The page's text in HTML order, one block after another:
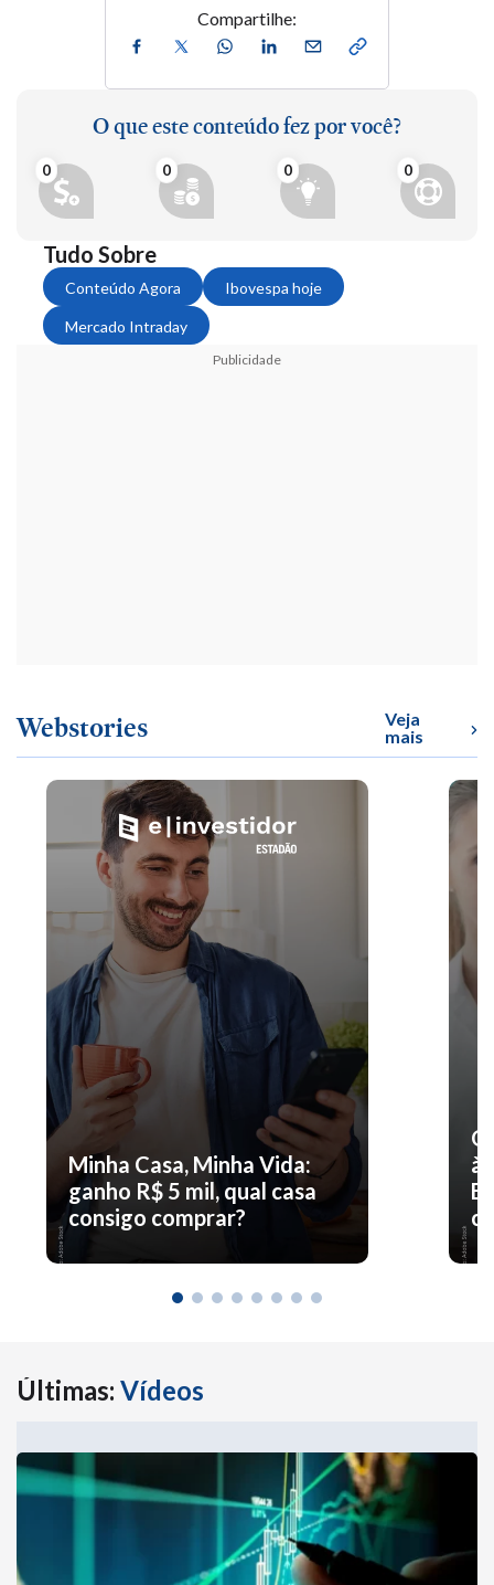
Compartilhe:
O que este conteúdo fez por você?
0 0 0 0
Tudo Sobre
Conteúdo Agora Ibovespa hoje
Mercado Intraday
Publicidade
Webstories
Veja
mais
Minha Casa, Minha Vida:
ganho R$ 5 mil, qual casa
consigo comprar?
O
à
Últimas: Vídeos